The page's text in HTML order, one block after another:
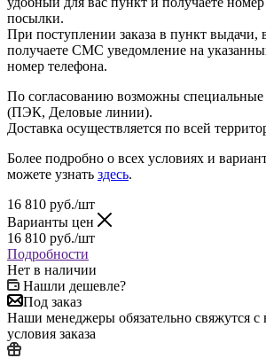
посылки.
При поступлении заказа в пункт выдачи,
получаете СМС уведомление на
номер телефона.
По согласованию возможны специальные
(ПЭК, Деловые линии).
Доставка осуществляется по всей
Более подробно о всех условиях и
можете узнать здесь.
16 810 руб./шт
Варианты цен
16 810 руб./шт
Подробности
Нет в наличии
Нашли дешевле?
Под заказ
Наши менеджеры обязательно свяжутся с
условия заказа